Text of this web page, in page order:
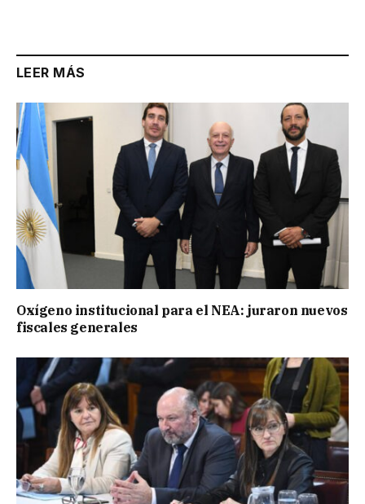
LEER MÁS
Oxígeno institucional para el NEA: juraron nuevos
fiscales generales